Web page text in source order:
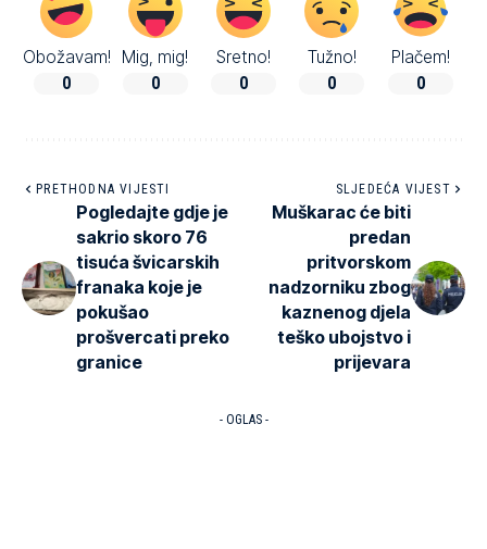
Obožavam!
0
Mig, mig!
0
Sretno!
0
Tužno!
0
Plačem!
0
PRETHODNA VIJESTI
Pogledajte gdje je
sakrio skoro 76
tisuća švicarskih
franaka koje je
pokušao
prošvercati preko
granice
SLJEDEĆA VIJEST
Muškarac će biti
predan
pritvorskom
nadzorniku zbog
kaznenog djela
teško ubojstvo i
prijevara
- OGLAS -